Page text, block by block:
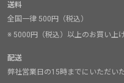
送料
全国一律 500円（税込）
※ 5000円（税込）以上のお買い上
配送
弊社営業日の15時までにいただい